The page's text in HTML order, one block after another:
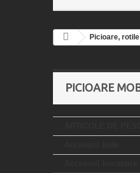
Picioare, rotile
PICIOARE